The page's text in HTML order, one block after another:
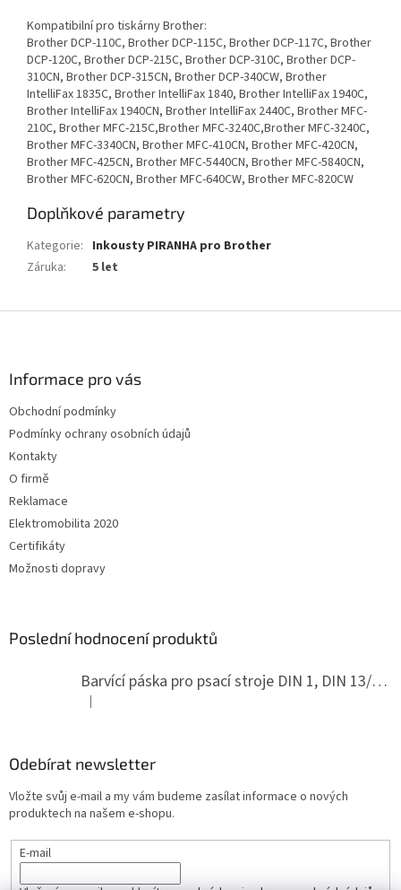
Kompatibilní pro tiskárny Brother:
Brother DCP-110C, Brother DCP-115C, Brother DCP-117C, Brother
DCP-120C, Brother DCP-215C, Brother DCP-310C, Brother DCP-
310CN, Brother DCP-315CN, Brother DCP-340CW, Brother
IntelliFax 1835C, Brother IntelliFax 1840, Brother IntelliFax 1940C,
Brother IntelliFax 1940CN, Brother IntelliFax 2440C, Brother MFC-
210C, Brother MFC-215C,Brother MFC-3240C,Brother MFC-3240C,
Brother MFC-3340CN, Brother MFC-410CN, Brother MFC-420CN,
Brother MFC-425CN, Brother MFC-5440CN, Brother MFC-5840CN,
Brother MFC-620CN, Brother MFC-640CW, Brother MFC-820CW
Doplňkové parametry
Kategorie: Inkousty PIRANHA pro Brother
Záruka: 5 let
Informace pro vás
Obchodní podmínky
Podmínky ochrany osobních údajů
Kontakty
O firmě
Reklamace
Elektromobilita 2020
Certifikáty
Možnosti dopravy
Poslední hodnocení produktů
Barvící páska pro psací stroje DIN 1, DIN 13/10, LAND, PA červenočerná
Hodnocení produktu je 5 z 5 hvězdiček.
|
Odebírat newsletter
Vložte svůj e-mail a my vám budeme zasílat informace o nových
produktech na našem e-shopu.
E-mail